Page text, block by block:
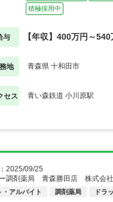
積極採用中
与 【年収】400万円～
地 青森県 十和田市
セス 青い森鉄道 小川原駅
2025/09/25
調剤薬局 青森勝田店 株式会社
・アルバイト 調剤薬局 ドラ